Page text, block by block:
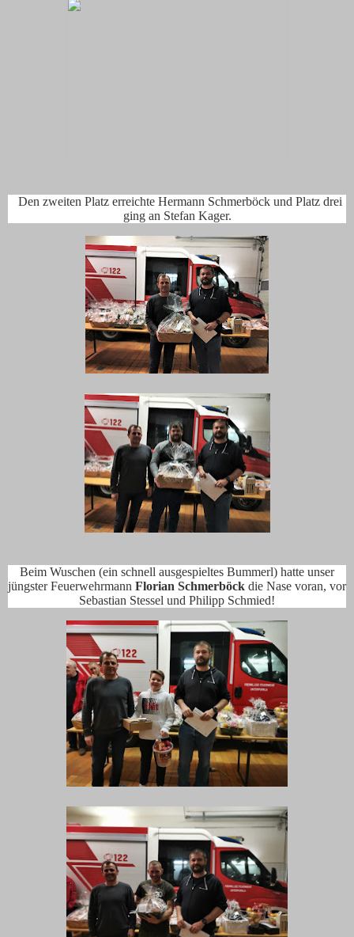
Den zweiten Platz erreichte Hermann Schmerböck und Platz drei
ging an Stefan Kager.
Beim Wuschen (ein schnell ausgespieltes Bummerl) hatte unser
jüngster Feuerwehrmann Florian Schmerböck die Nase voran, vor
Sebastian Stessel und Philipp Schmied!